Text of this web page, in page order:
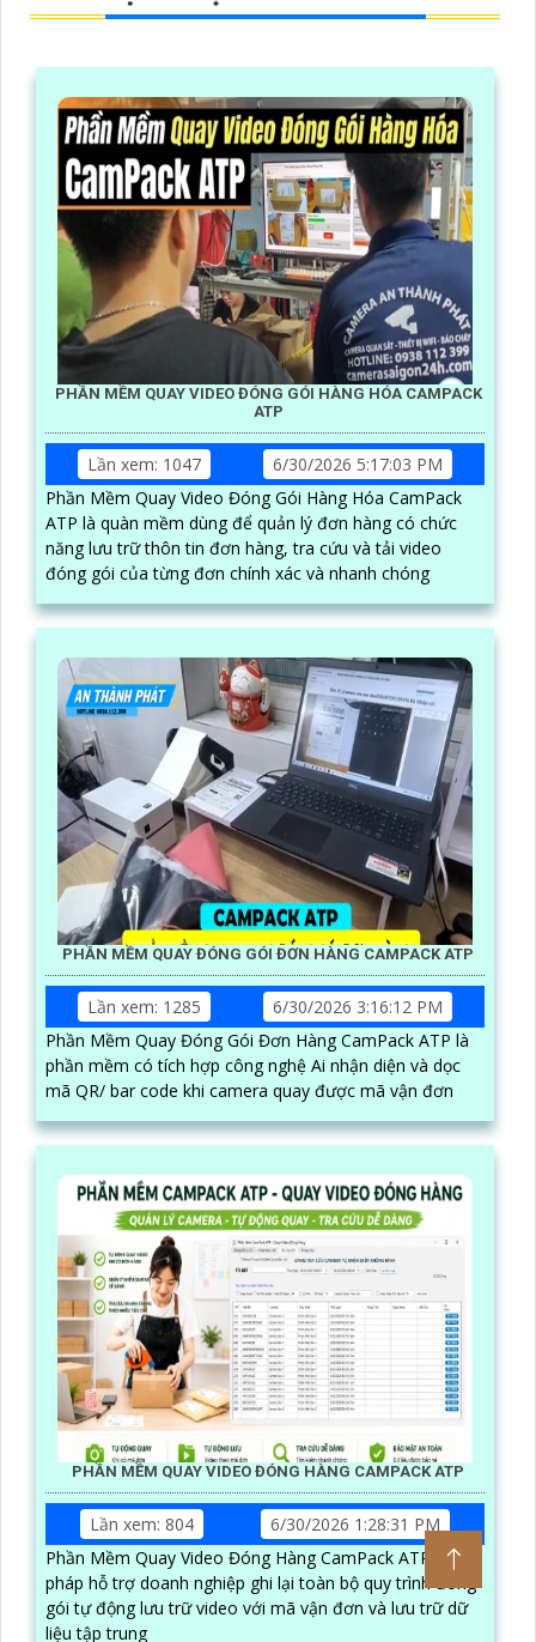
PHẦN MỀM QUAY VIDEO ĐÓNG GÓI HÀNG HÓA CAMPACK
ATP
Lần xem: 1047
6/30/2026 5:17:03 PM
Phần Mềm Quay Video Đóng Gói Hàng Hóa CamPack
ATP là quàn mềm dùng để quản lý đơn hàng có chức
năng lưu trữ thôn tin đơn hàng, tra cứu và tải video
đóng gói của từng đơn chính xác và nhanh chóng
PHẦN MỀM QUAY ĐÓNG GÓI ĐƠN HÀNG CAMPACK ATP
Lần xem: 1285
6/30/2026 3:16:12 PM
Phần Mềm Quay Đóng Gói Đơn Hàng CamPack ATP là
phần mềm có tích hợp công nghệ Ai nhận diện và dọc
mã QR/ bar code khi camera quay được mã vận đơn
PHẦN MỀM QUAY VIDEO ĐÓNG HÀNG CAMPACK ATP
Lần xem: 804
6/30/2026 1:28:31 PM
Phần Mềm Quay Video Đóng Hàng CamPack ATP là giải
pháp hỗ trợ doanh nghiệp ghi lại toàn bộ quy trình đóng
gói tự động lưu trữ video với mã vận đơn và lưu trữ dữ
liệu tập trung